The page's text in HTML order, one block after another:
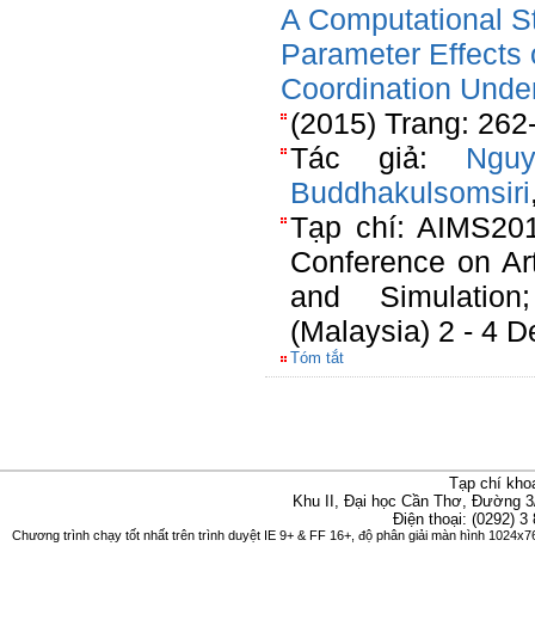
A Computational
Parameter Effects
Coordination
(2015) Trang:
Tác giả:
Buddhakulsomsiri
Tạp chí:
Conference on
and
(Malaysia) 2 - 4
Tóm tắt
Tạp chí
Khu II, Đại học Cần Thơ, Đường
Điện thoại: (0292)
Chương trình chạy tốt nhất trên trình duyệt IE 9+ & FF 16+, độ phân giải màn hình